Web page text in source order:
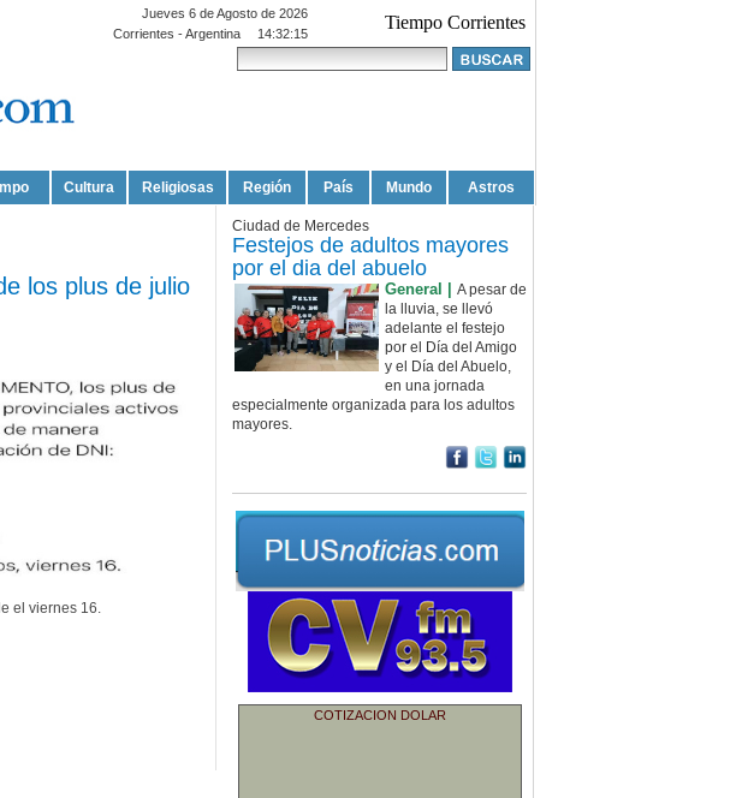
Jueves 6 de Agosto de 2026
Corrientes - Argentina
14:32:15
Tiempo Corrientes
Cultura Religiosas Región País Mundo Astros
los plus de julio
el viernes 16.
Ciudad de Mercedes
Festejos de adultos mayores
por el dia del abuelo
General | A pesar de
la lluvia, se llevó
adelante el festejo
por el Día del Amigo
y el Día del Abuelo,
en una jornada
especialmente organizada para los adultos
mayores.
COTIZACION DOLAR